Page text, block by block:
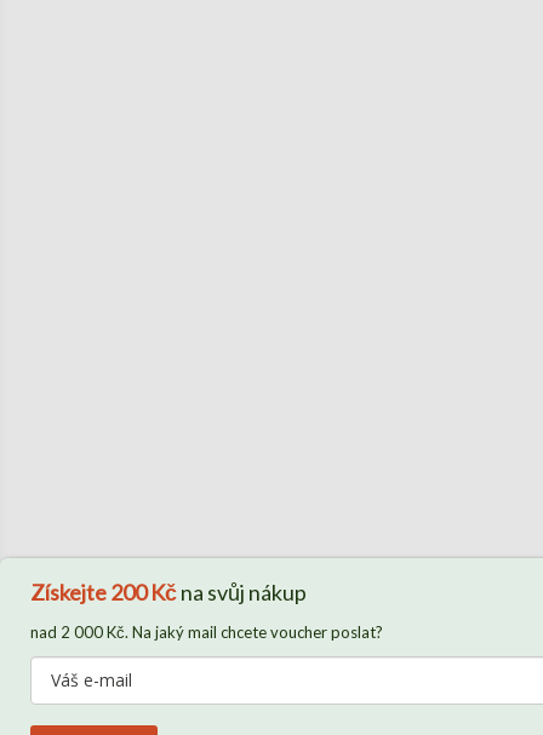
Získejte200 Kčna svůj nákup
nad 2 000 Kč. Na jaký mail chcete voucher poslat?